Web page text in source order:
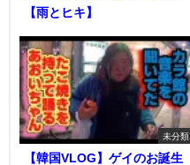
【雨とヒキ】
未分類
【韓国VLOG】ゲイのお誕生